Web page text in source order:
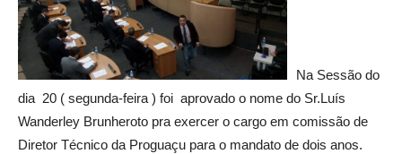
Na Sessão do
dia 20 ( segunda-feira ) foi aprovado o nome do Sr.Luís
Wanderley Brunheroto pra exercer o cargo em comissão de
Diretor Técnico da Proguaçu para o mandato de dois anos.